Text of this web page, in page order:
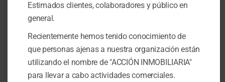
Ventto Reservado
CHIA
VEREDA FONQUETA, CONJUNTO
4 camas 4 baños
Casa En renta Casa
Estimados clientes, colaboradores y público en
general.
Recientemente hemos tenido conocimiento de
que personas ajenas a nuestra organización están
utilizando el nombre de "ACCIÓN INMOBILIARIA"
para llevar a cabo actividades comerciales.